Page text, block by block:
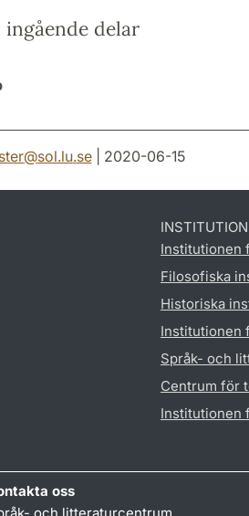
delar
@sol.lu.se| 2020-06-15
Institutionen
Filosofiska
Historiska
Institutionen
Språk- och
Centrum för
Institutionen
oss